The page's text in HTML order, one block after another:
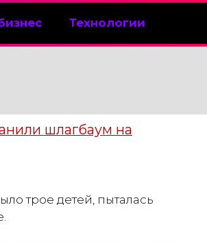
Технологии
шлагбаум на
трое детей, пыталась